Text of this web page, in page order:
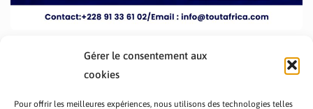
Gérer le consentement aux
cookies
Pour offrir les meilleures expériences, nous utilisons des technologies telles